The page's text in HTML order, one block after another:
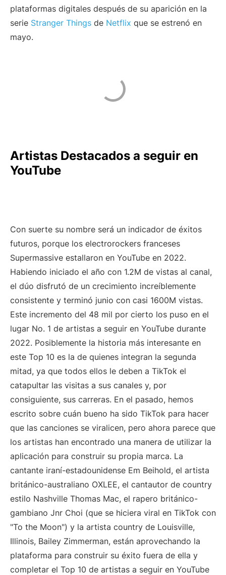
plataformas digitales después de su aparición en la
serie Stranger Things de Netflix que se estrenó en
mayo.
Artistas Destacados a seguir en
YouTube
Con suerte su nombre será un indicador de éxitos
futuros, porque los electrorockers franceses
Supermassive estallaron en YouTube en 2022.
Habiendo iniciado el año con 1.2M de vistas al canal,
el dúo disfrutó de un crecimiento increíblemente
consistente y terminó junio con casi 1600M vistas.
Este incremento del 48 mil por cierto los puso en el
lugar No. 1 de artistas a seguir en YouTube durante
2022. Posiblemente la historia más interesante en
este Top 10 es la de quienes integran la segunda
mitad, ya que todos ellos le deben a TikTok el
catapultar las visitas a sus canales y, por
consiguiente, sus carreras. En el pasado, hemos
escrito sobre cuán bueno ha sido TikTok para hacer
que las canciones se viralicen, pero ahora parece que
los artistas han encontrado una manera de utilizar la
aplicación para construir su propia marca. La
cantante iraní-estadounidense Em Beihold, el artista
británico-australiano OXLEE, el cantautor de country
estilo Nashville Thomas Mac, el rapero británico-
gambiano Jnr Choi (que se hiciera viral en TikTok con
"To the Moon") y la artista country de Louisville,
Illinois, Bailey Zimmerman, están aprovechando la
plataforma para construir su éxito fuera de ella y
completar el Top 10 de artistas a seguir en YouTube